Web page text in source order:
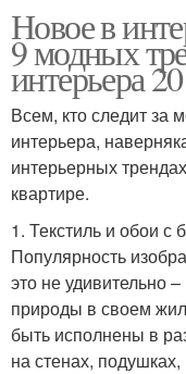
Новое в
9 модных
интерьера
Всем, кто следит за
интерьера,
интерьерных
квартире.
1. Текстиль и обои с
Популярность
это не удивительно
природы в своем
быть исполнены в
на стенах,